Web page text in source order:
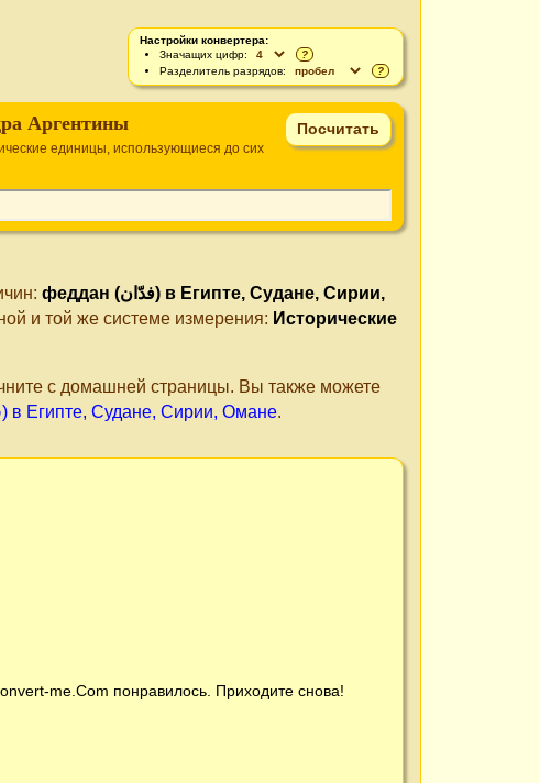
Настройки конвертера:
Значащих цифр:
?
Разделитель разрядов:
?
Аргентины
единицы, использующиеся до сих
феддан (فدّان‎) в Египте, Судане, Сирии,
и той же системе измерения: Исторические
с домашней страницы. Вы также можете
квадра Аргентины → феддан (فدّان‎) в Египте, Судане, Сирии, Омане.
me.Com понравилось. Приходите снова!